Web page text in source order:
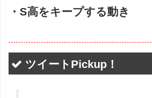
・S高をキープする動き
ツイートPickup！